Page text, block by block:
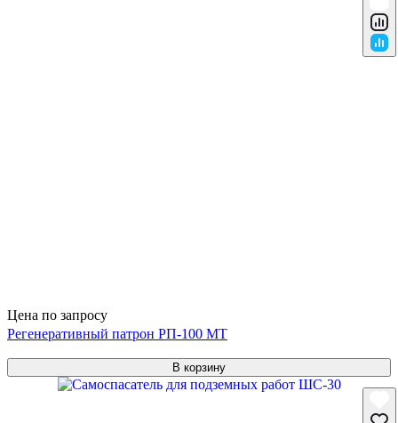
Цена по запросу
Регенеративный патрон РП-100 МТ
В корзину